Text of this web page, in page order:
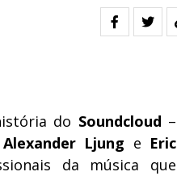
do Soundcloud –
Alexander Ljung e Eric
da música que